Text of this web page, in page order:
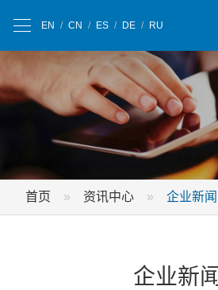
EN / CN / ES / DE / RU
首页 资讯中心 企业新闻
企业新闻